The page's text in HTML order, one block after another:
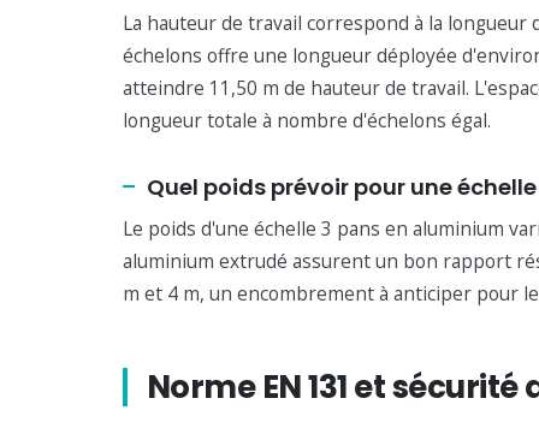
La hauteur de travail correspond à la
échelons offre une longueur déployée
atteindre 11,50 m de hauteur de travail.
longueur totale à nombre d'échelons égal.
Quel poids prévoir pour une
Le poids d'une échelle 3 pans en aluminium
aluminium extrudé assurent un bon rapport
m et 4 m, un encombrement à anticiper pour
Norme EN 131 et